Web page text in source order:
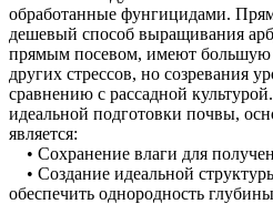
обработанные фунгицидами.
дешевый способ выращивания
прямым посевом, имеют большую
других стрессов, но созревания
сравнению с рассадной
идеальной подготовки почвы,
является:
• Сохранение влаги для
• Создание идеальной
обеспечить однородность